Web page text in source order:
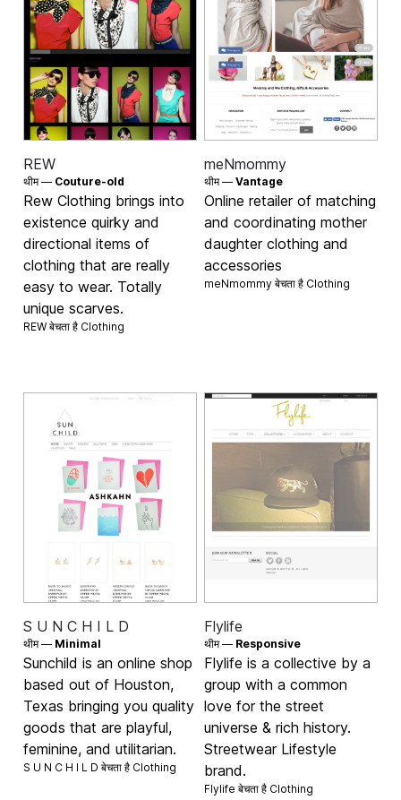
REW
थीम — Couture-old
Rew Clothing brings into
existence quirky and
directional items of
clothing that are really
easy to wear. Totally
unique scarves.
REW बेचता है Clothing
meNmommy
थीम — Vantage
Online retailer of matching
and coordinating mother
daughter clothing and
accessories
meNmommy बेचता है Clothing
S U N C H I L D
थीम — Minimal
Sunchild is an online shop
based out of Houston,
Texas bringing you quality
goods that are playful,
feminine, and utilitarian.
S U N C H I L D बेचता है Clothing
Flylife
थीम — Responsive
Flylife is a collective by a
group with a common
love for the street
universe & rich history.
Streetwear Lifestyle
brand.
Flylife बेचता है Clothing